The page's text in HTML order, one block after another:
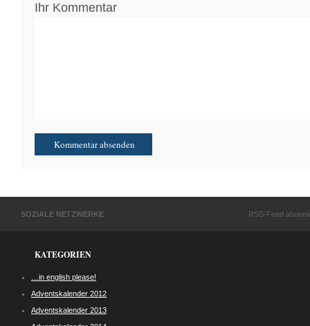
Ihr Kommentar
SOZIALE NETZWERKE RSS-Feed
KATEGORIEN
…in english please!
Adventskalender 2012
Adventskalender 2013